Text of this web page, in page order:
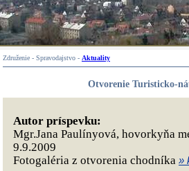
Združenie - Spravodajstvo - Aktuality
Otvorenie Turisticko-
Autor príspevku:
Mgr.Jana Paulínyová, hovorkyňa
9.9.2009
Fotogaléria z otvorenia chodníka »